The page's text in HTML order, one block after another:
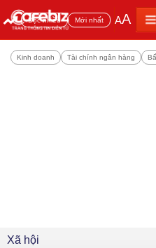
Đọc nhiều Mới nhất AA
Kinh doanh Tài chính ngân hàng
Xã hội